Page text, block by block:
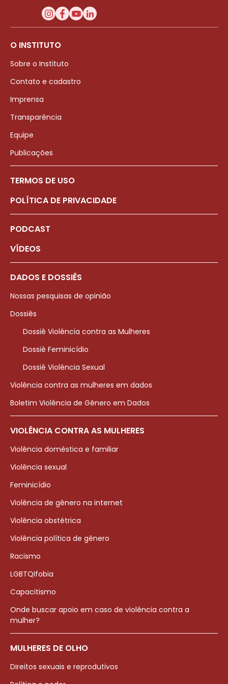
O INSTITUTO
Sobre o Instituto
Contato e cadastro
Imprensa
Transparência
Equipe
Publicações
TERMOS DE USO
POLÍTICA DE PRIVACIDADE
PODCAST
VÍDEOS
DADOS E DOSSIÊS
Nossas pesquisas de opinião
Dossiês
Dossiê Violência contra as Mulheres
Dossiê Feminicídio
Dossiê Violência Sexual
Violência contra as mulheres em dados
Boletim Violência de Gênero em Dados
VIOLÊNCIA CONTRA AS MULHERES
Violência doméstica e familiar
Violência sexual
Feminicídio
Violência de gênero na internet
Violência obstétrica
Violência política de gênero
Racismo
LGBTQIfobia
Capacitismo
Onde buscar apoio em caso de violência contra a
mulher?
MULHERES DE OLHO
Direitos sexuais e reprodutivos